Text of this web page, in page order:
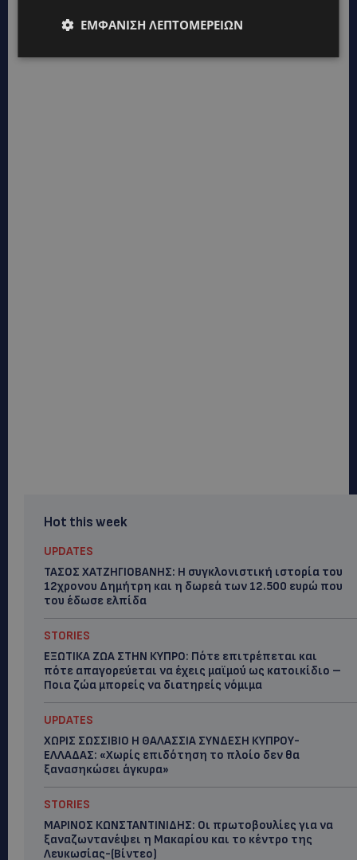
Hot this week
UPDATES
ΤΑΣΟΣ ΧΑΤΖΗΓΙΟΒΑΝΗΣ: Η συγκλονιστική ιστορία του
12χρονου Δημήτρη και η δωρεά των 12.500 ευρώ που
του έδωσε ελπίδα
STORIES
ΕΞΩΤΙΚΑ ΖΩΑ ΣΤΗΝ ΚΥΠΡΟ: Πότε επιτρέπεται και
πότε απαγορεύεται να έχεις μαϊμού ως κατοικίδιο –
Ποια ζώα μπορείς να διατηρείς νόμιμα
UPDATES
ΧΩΡΙΣ ΣΩΣΣΙΒΙΟ Η ΘΑΛΑΣΣΙΑ ΣΥΝΔΕΣΗ ΚΥΠΡΟΥ-
ΕΛΛΑΔΑΣ: «Χωρίς επιδότηση το πλοίο δεν θα
ξανασηκώσει άγκυρα»
STORIES
ΜΑΡΙΝΟΣ ΚΩΝΣΤΑΝΤΙΝΙΔΗΣ: Οι πρωτοβουλίες για να
ξαναζωντανέψει η Μακαρίου και το κέντρο της
Λευκωσίας-(Βίντεο)
ΕΜΦΆΝΙΣΗ ΛΕΠΤΟΜΕΡΕΙΏΝ